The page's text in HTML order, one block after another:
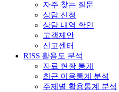
자주 찾는 질문
상담 신청
상담 내역 확인
고객제안
신고센터
RISS 활용도 분석
자료 현황 통계
최근 이용통계 분석
주제별 활용통계 분석